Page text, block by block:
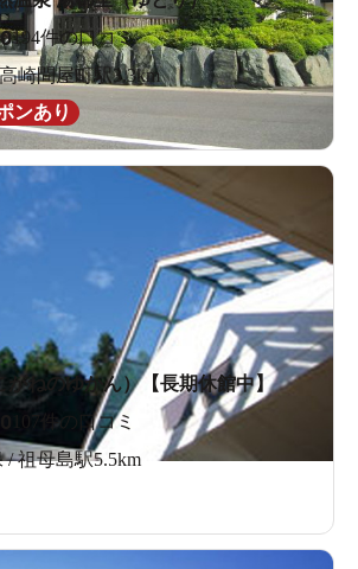
194件の口コミ
崎問屋町駅3.3km
ンあり
がねのゆかん）【長期休館中】
107件の口コミ
/ 祖母島駅5.5km